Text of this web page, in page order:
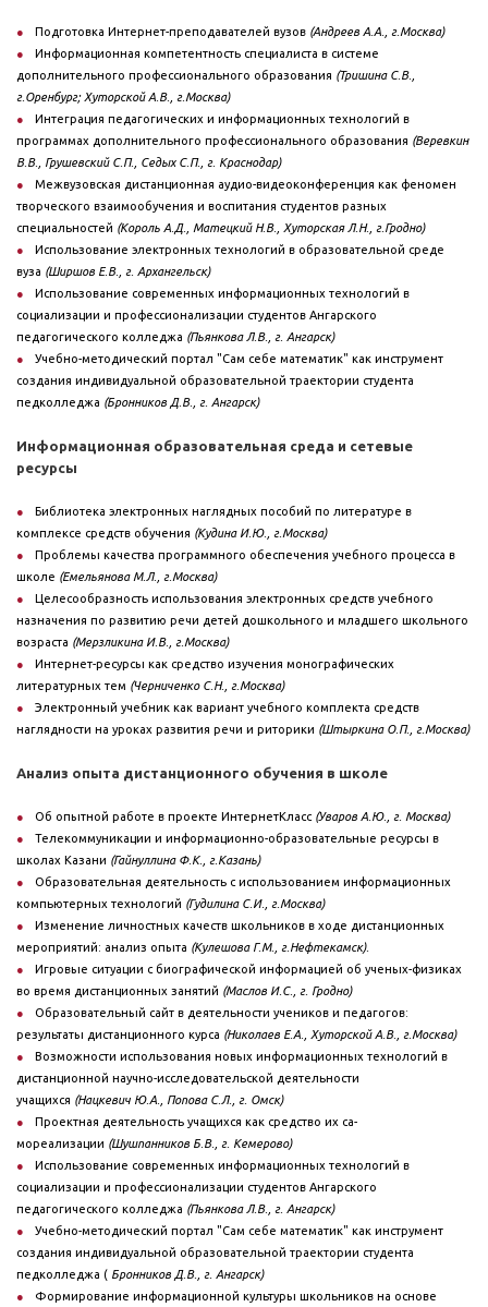
Подготовка Интернет-преподавателей вузов (Андреев А.А., г.Москва)
Информационная компетентность специалиста в системе
дополнительного профессионального образования (Тришина С.В.,
г.Оренбург; Хуторской А.В., г.Москва)
Интеграция педагогических и информационных технологий в
программах дополнительного профессионального образования (Веревкин
В.В., Грушевский С.П., Седых С.П., г. Краснодар)
Межвузовская дистанционная аудио-видеоконференция как феномен
творческого взаимообучения и воспитания студентов разных
специальностей (Король А.Д., Матецкий Н.В., Хуторская Л.Н., г.Гродно)
Использование электронных технологий в образовательной среде
вуза (Ширшов Е.В., г. Архангельск)
Использование современных информационных технологий в
социализации и профессионализации студентов Ангарского
педагогического колледжа (Пьянкова Л.В., г. Ангарск)
Учебно-методический портал "Сам себе математик" как инструмент
создания индивидуальной образовательной траектории студента
педколледжа (Бронников Д.В., г. Ангарск)
Информационная образовательная среда и сетевые
ресурсы
Библиотека электронных наглядных пособий по литературе в
комплексе средств обучения (Кудина И.Ю., г.Москва)
Проблемы качества программного обеспечения учебного процесса в
школе (Емельянова М.Л., г.Москва)
Целесообразность использования электронных средств учебного
назначения по развитию речи детей дошкольного и младшего школьного
возраста (Мерзликина И.В., г.Москва)
Интернет-ресурсы как средство изучения монографических
литературных тем (Черниченко С.Н., г.Москва)
Электронный учебник как вариант учебного комплекта средств
наглядности на уроках развития речи и риторики (Штыркина О.П., г.Москва)
Анализ опыта дистанционного обучения в школе
Об опытной работе в проекте ИнтернетКласс (Уваров А.Ю., г. Москва)
Телекоммуникации и информационно-образовательные ресурсы в
школах Казани (Гайнуллина Ф.К., г.Казань)
Образовательная деятельность с использованием информационных
компьютерных технологий (Гудилина С.И., г.Москва)
Изменение личностных качеств школьников в ходе дистанционных
мероприятий: анализ опыта (Кулешова Г.М., г.Нефтекамск).
Игровые ситуации с биографической информацией об ученых-физиках
во время дистанционных занятий (Маслов И.С., г. Гродно)
Образовательный сайт в деятельности учеников и педагогов:
результаты дистанционного курса (Николаев Е.А., Хуторской А.В., г.Москва)
Возможности использования новых информационных технологий в
дистанционной научно-исследовательской деятельности
учащихся (Нацкевич Ю.А., Попова С.Л., г. Омск)
Проектная деятельность учащихся как средство их са­
мореализации (Шушпанников Б.В., г. Кемерово)
Использование современных информационных технологий в
социализации и профессионализации студентов Ангарского
педагогического колледжа (Пьянкова Л.В., г. Ангарск)
Учебно-методический портал "Сам себе математик" как инструмент
создания индивидуальной образовательной траектории студента
педколледжа ( Бронников Д.В., г. Ангарск)
Формирование информационной культуры школьников на основе